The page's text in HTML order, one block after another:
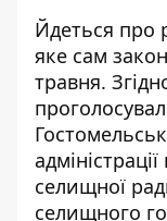
Йдеться про
яке сам
травня.
селищної
селищного